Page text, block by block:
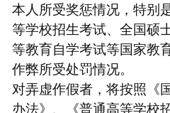
本人所受奖惩情况，特别
等学校招生考试、全国硕
等教育自学考试等国家教
作弊所受处罚情况。
对弄虚作假者，将按照《
办法》、《普通高等学校